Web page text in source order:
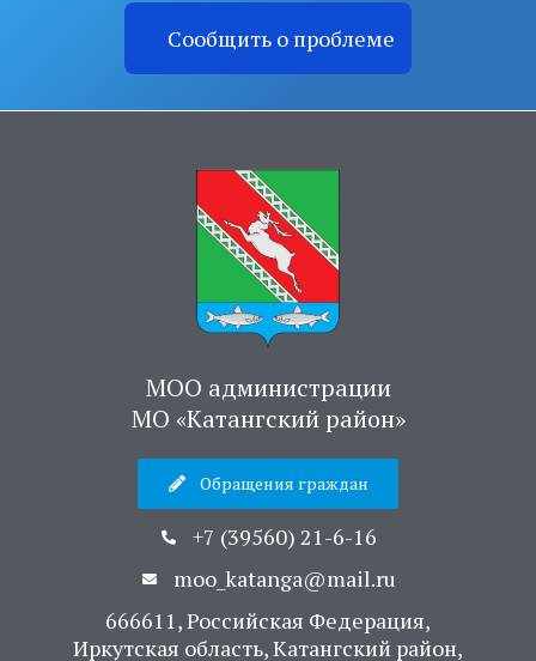
Сообщить о проблеме
МОО администрации
МО «Катангский район»
Обращения граждан
+7 (39560) 21-6-16
moo_katanga@mail.ru
666611, Российская Федерация,
Иркутская область, Катангский район,